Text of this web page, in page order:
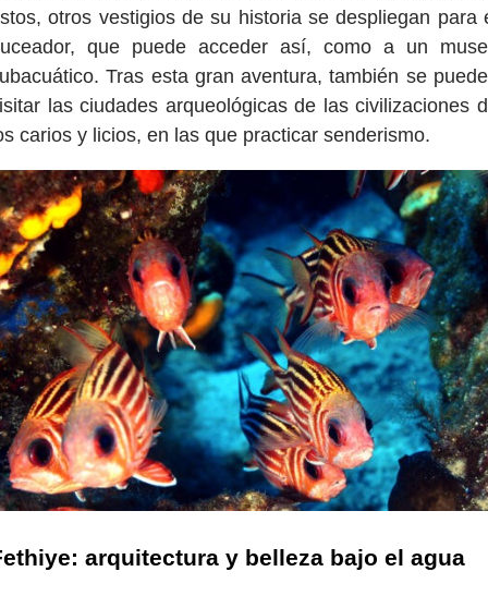
otros vestigios de su historia se despliegan para
que puede acceder así, como a un
Tras esta gran aventura, también se
las ciudades arqueológicas de las civilizaciones
carios y licios, en las que practicar senderismo.
arquitectura y belleza bajo el agua